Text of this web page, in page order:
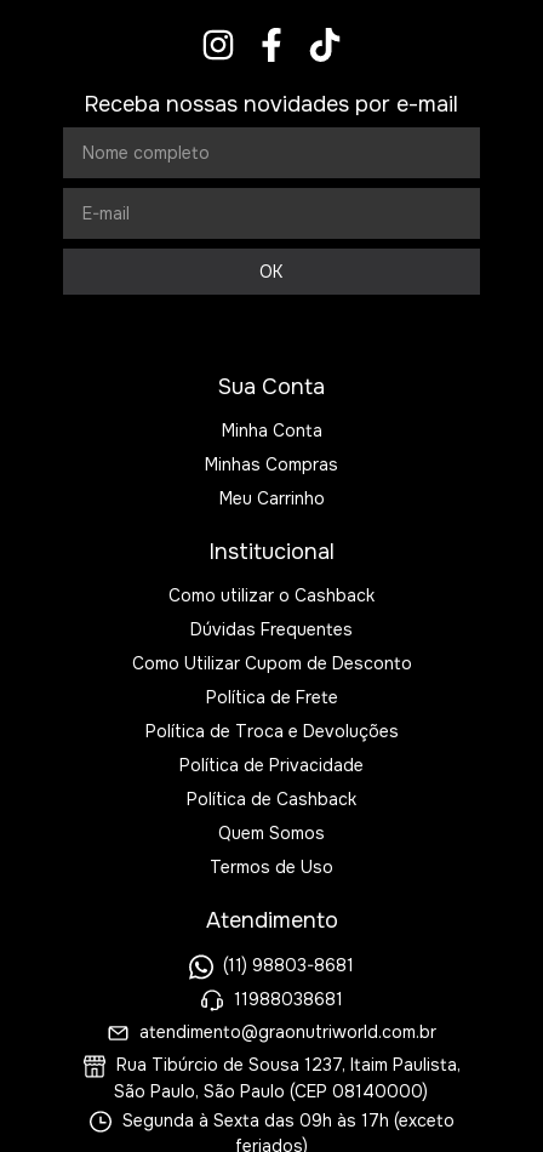
Receba nossas novidades por e-mail
Sua Conta
Minha Conta
Minhas Compras
Meu Carrinho
Institucional
Como utilizar o Cashback
Dúvidas Frequentes
Como Utilizar Cupom de Desconto
Política de Frete
Política de Troca e Devoluções
Política de Privacidade
Política de Cashback
Quem Somos
Termos de Uso
Atendimento
(11) 98803-8681
11988038681
atendimento@graonutriworld.com.br
Rua Tibúrcio de Sousa 1237, Itaim Paulista,
São Paulo, São Paulo (CEP 08140000)
Segunda à Sexta das 09h às 17h (exceto
feriados)